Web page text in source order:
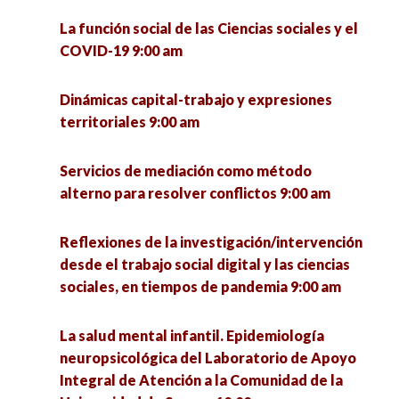
La enseñanza y el aprendizaje en entornos
virtuales causados por la pandemia. Aporte
Feminismos y Masculinidades: Juntxs pero no
COVID-19 y las restricciones en el cruce de la
ciudades fronterizas. 10:00 am
El quehacer de la Socioantropología desde la
Experiencias y debates 10:00 am
Conversatorio de estudios culturales 10:00 am
sociales, en tiempos de pandemia 9:00 am
9:00 am
para resolver conflictos 9:00 am
Transformaciones sociales y dinámicas
Clases virtuales: Experiencias de alumnos de la
UAdeO en tiempos de COVID-19 9:40 am
La función social de las Ciencias sociales y el
COVID-19 9:00 am
Dinámicas capital-trabajo y expresiones
territoriales 9:00 am
Servicios de mediación como método
alterno para resolver conflictos 9:00 am
Reflexiones de la investigación/intervención
desde el trabajo social digital y las ciencias
sociales, en tiempos de pandemia 9:00 am
La salud mental infantil. Epidemiología
neuropsicológica del Laboratorio de Apoyo
Integral de Atención a la Comunidad de la